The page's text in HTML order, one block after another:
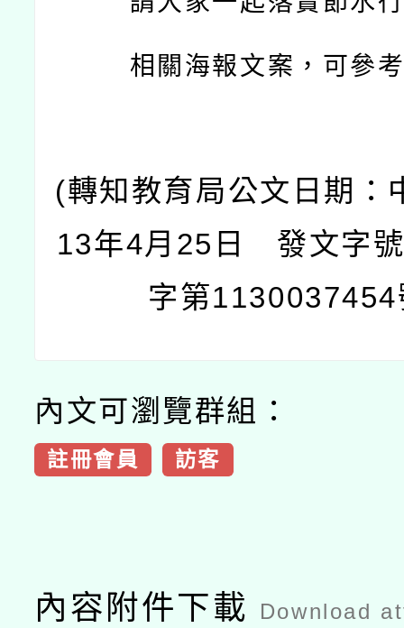
相關海報文案，可參
(轉知教育局公文日期：
13年4月25日 發文字
字第
內文可瀏覽群組：
註冊會員 訪客
內容附件下載 Download